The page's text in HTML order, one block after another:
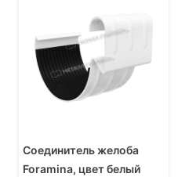
Соединитель желоба
Foramina, цвет белый